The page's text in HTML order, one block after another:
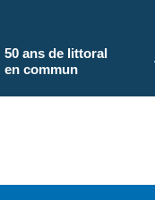
sur le site du
50 ans de littoral
en commun​